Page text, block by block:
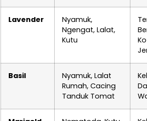
Lavender
Nyamuk,
Ngengat, Lalat,
Kutu
Basil
Nyamuk, Lalat
Rumah, Cacing
Tanduk Tomat